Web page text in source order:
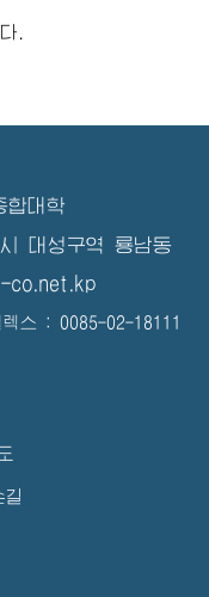
.
합대학
대성구역 룡남동
co.net.kp
: 0085-02-18111